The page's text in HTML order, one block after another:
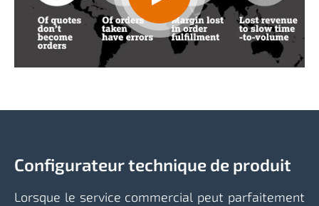
Configurateur technique de produit
Lorsque le service commercial peut parfaitement